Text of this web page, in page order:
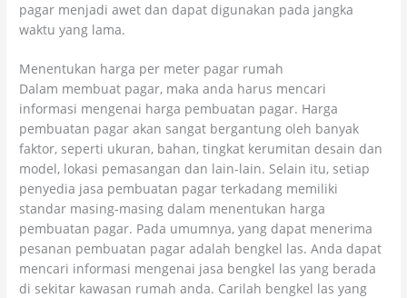
pagar menjadi awet dan dapat digunakan pada jangka
waktu yang lama.
Menentukan harga per meter pagar rumah
Dalam membuat pagar, maka anda harus mencari
informasi mengenai harga pembuatan pagar. Harga
pembuatan pagar akan sangat bergantung oleh banyak
faktor, seperti ukuran, bahan, tingkat kerumitan desain dan
model, lokasi pemasangan dan lain-lain. Selain itu, setiap
penyedia jasa pembuatan pagar terkadang memiliki
standar masing-masing dalam menentukan harga
pembuatan pagar. Pada umumnya, yang dapat menerima
pesanan pembuatan pagar adalah bengkel las. Anda dapat
mencari informasi mengenai jasa bengkel las yang berada
di sekitar kawasan rumah anda. Carilah bengkel las yang